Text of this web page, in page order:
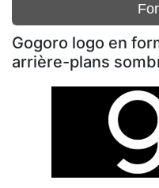
Gogoro logo en
arrière-plans